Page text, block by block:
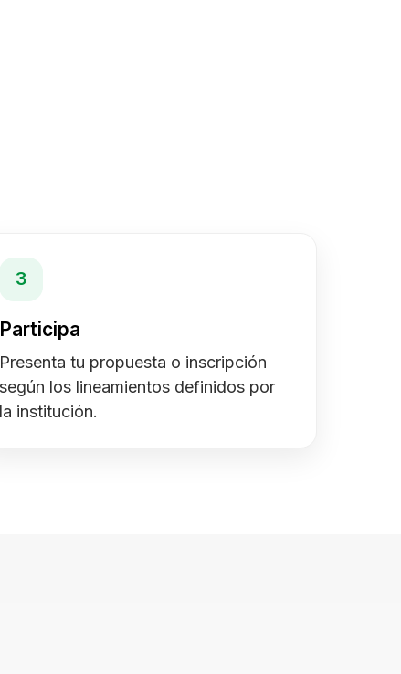
3
Participa
Presenta tu propuesta o inscripción
según los lineamientos definidos por
la institución.